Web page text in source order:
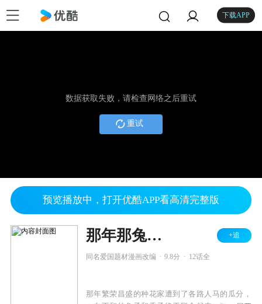
下载APP
数据获取失败，请检查网络之后重试
重试
预览播放中，打开优酷APP看高清完整版
那年那兔那些事儿 +追
同名爱国题材漫画改编 9.8分 12话全
那年繁荣昌盛的种花家遭到了各路人马的瓜分，